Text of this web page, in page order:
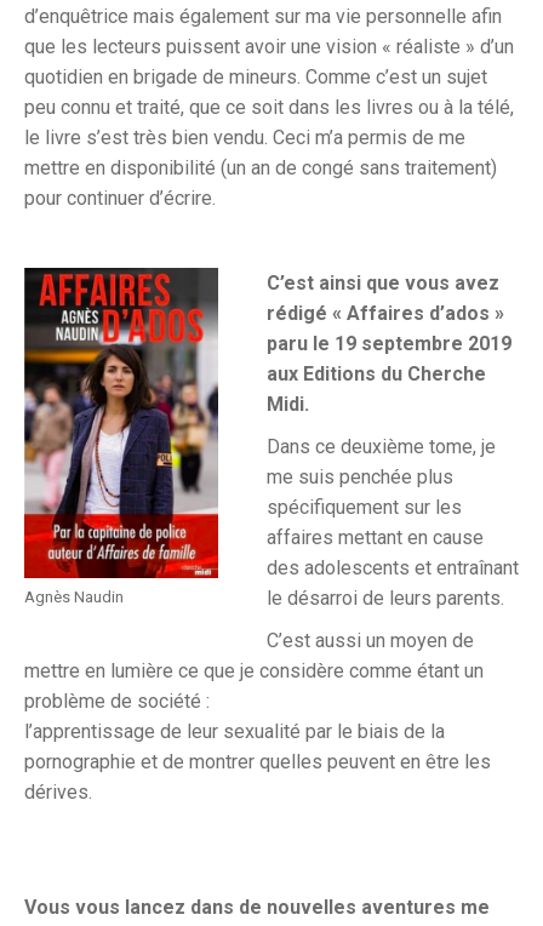
d’enquêtrice mais également sur ma vie personnelle afin
que les lecteurs puissent avoir une vision « réaliste » d’un
quotidien en brigade de mineurs. Comme c’est un sujet
peu connu et traité, que ce soit dans les livres ou à la télé,
le livre s’est très bien vendu. Ceci m’a permis de me
mettre en disponibilité (un an de congé sans traitement)
pour continuer d’écrire.
Agnès Naudin
C’est ainsi que vous avez
rédigé « Affaires d’ados »
paru le 19 septembre 2019
aux Editions du Cherche
Midi.
Dans ce deuxième tome, je
me suis penchée plus
spécifiquement sur les
affaires mettant en cause
des adolescents et entraînant
le désarroi de leurs parents.
C’est aussi un moyen de
mettre en lumière ce que je considère comme étant un
problème de société :
l’apprentissage de leur sexualité par le biais de la
pornographie et de montrer quelles peuvent en être les
dérives.
Vous vous lancez dans de nouvelles aventures me